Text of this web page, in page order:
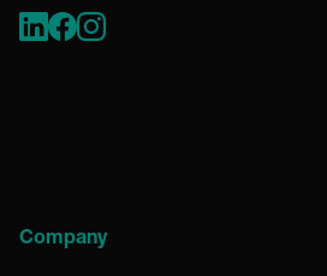
Company